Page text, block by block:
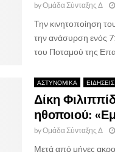
byΟμάδα Σύνταξης Δ
Την κινητοποίηση
την ανάσυρση ενός
του Ποταμού της
ΑΣΤΥΝΟΜΙΚΑ ΕΙΔΗΣΕΙΣ
Δίκη
ηθοποιού:
byΟμάδα Σύνταξης Δ
Μετά από μήνες